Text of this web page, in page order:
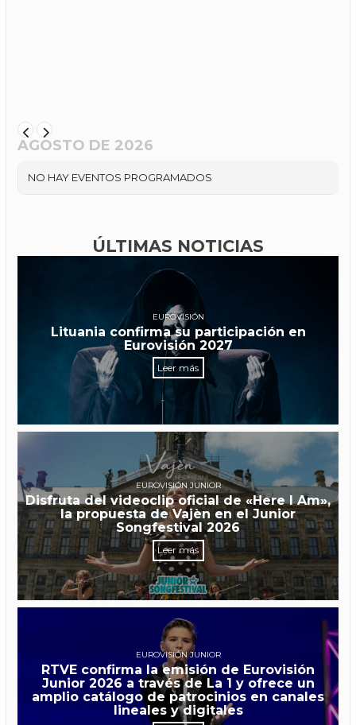
AGOSTO DE 2026
NO HAY EVENTOS PROGRAMADOS
ÚLTIMAS NOTICIAS
EUROVISIÓN
Lituania confirma su participación en
Eurovisión 2027
Leer más
EUROVISIÓN JUNIOR
Disfruta del videoclip oficial de «Here I Am»,
la propuesta de Vajèn en el Junior
Songfestival 2026
Leer más
EUROVISIÓN JUNIOR
RTVE confirma la emisión de Eurovisión
Junior 2026 a través de La 1 y ofrece un
amplio catálogo de patrocinios en canales
lineales y digitales